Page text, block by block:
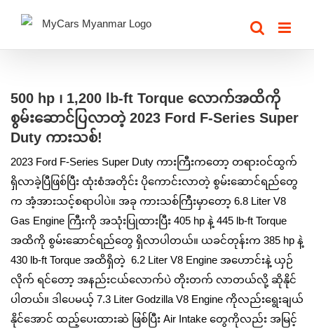
content
Larger
Image
500 hp ၊ 1,200 lb-ft Torque လောက်အထိကို
စွမ်းဆောင်ပြလာတဲ့ 2023 Ford F-Series Super
Duty ကားသစ်!
2023 Ford F-Series Super Duty ကားကြီးကတော့ တရားဝင်ထွက်
ရှိလာခဲ့ပြီဖြစ်ပြီး ထုံးစံအတိုင်း ‌ပိုကောင်းလာတဲ့ စွမ်းဆောင်ရည်တွေ
က အံ့အားသင့်စရာပါပဲ။ အခု ကားသစ်ကြီးမှာတော့ 6.8 Liter V8
Gas Engine ကြီးကို အသုံးပြုထားပြီး 405 hp နဲ့ 445 lb-ft Torque
အထိကို စွမ်းဆောင်ရည်တွေ ရှိလာပါတယ်။ ယခင်တုန်းက 385 hp နဲ့
430 lb-ft Torque အထိရှိတဲ့ 6.2 Liter V8 Engine အဟောင်းနဲ့ ယှဉ်
လိုက် ရင်တော့ အနည်းငယ်လောက်ပဲ တိုးတက် လာတယ်လို့ ဆိုနိုင်
ပါတယ်။ ဒါပေမယ့် 7.3 Liter Godzilla V8 Engine ကိုလည်းရွေးချယ်
နိုင်အောင် ထည့်ပေးထားဆဲ ဖြစ်ပြီး Air Intake တွေကိုလည်း အမြင့်